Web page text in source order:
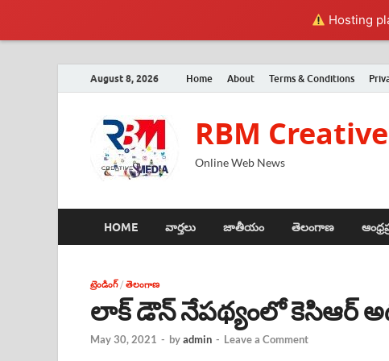
Hosting
August 8, 2026 Home About Terms & Conditions
RBM
Online Web News
HOME వార్తలు జాతీయం తెలంగాణ
ట్రెండింగ్/ తెలంగాణ
లాక్ డౌన్ నేపథ్యంలో కెసిఆర్
May 30, 2021 - byadmin - Leave a Comment